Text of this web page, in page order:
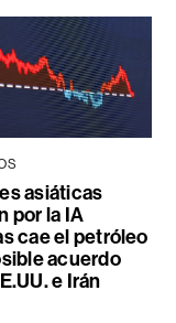
asiáticas
por la IA
cae el petróleo
acuerdo
e Irán